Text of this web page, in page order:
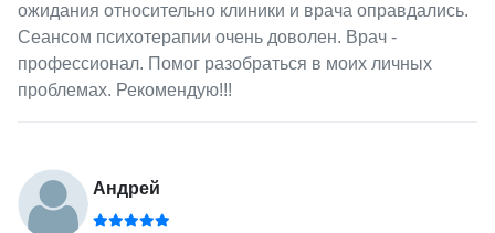
ожидания относительно клиники и врача оправдались.
Сеансом психотерапии очень доволен. Врач -
профессионал. Помог разобраться в моих личных
проблемах. Рекомендую!!!
Андрей